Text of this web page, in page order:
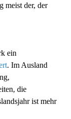
meist der, der
ein
. Im Ausland
die
ist mehr